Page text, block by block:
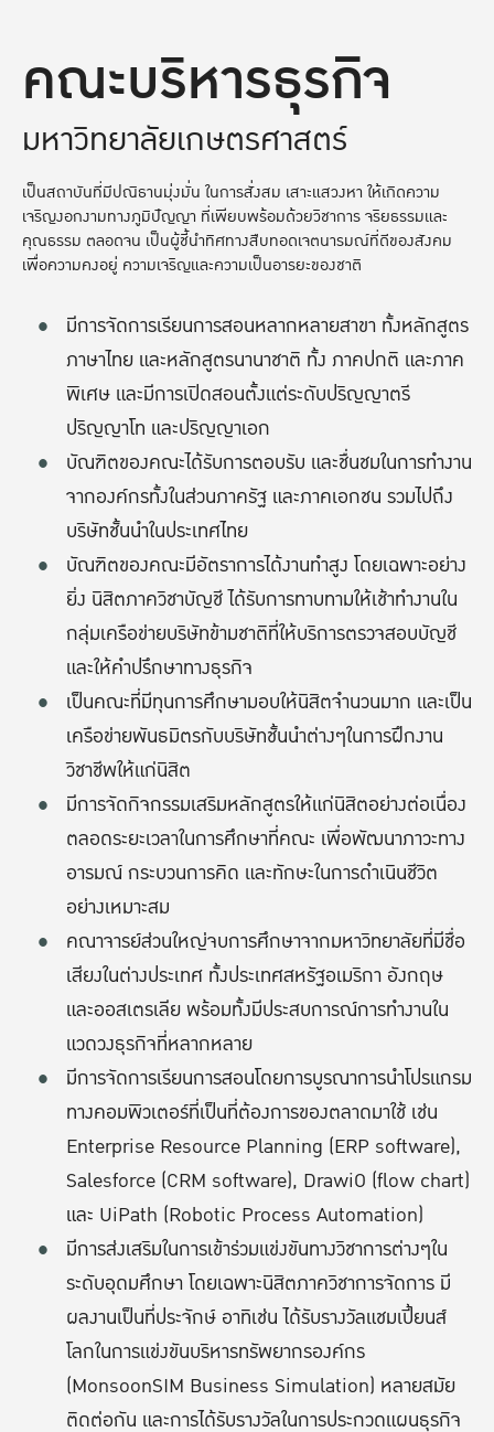
คณะบริหารธุรกิจ
มหาวิทยาลัยเกษตรศาสตร์
เป็นสถาบันที่มีปณิธานมุ่งมั่น ในการสั่งสม เสาะแสวงหา ให้เกิดความ
เจริญงอกงามทางภูมิปัญญา ที่เพียบพร้อมด้วยวิชาการ จริยธรรมและ
คุณธรรม ตลอดจน เป็นผู้ชี้นำทิศทางสืบทอดเจตนารมณ์ที่ดีของสังคม
เพื่อความคงอยู่ ความเจริญและความเป็นอารยะของชาติ
มีการจัดการเรียนการสอนหลากหลายสาขา ทั้งหลักสูตร
ภาษาไทย และหลักสูตรนานาชาติ ทั้ง ภาคปกติ และภาค
พิเศษ และมีการเปิดสอนตั้งแต่ระดับปริญญาตรี
ปริญญาโท และปริญญาเอก
บัณฑิตของคณะได้รับการตอบรับ และชื่นชมในการทำงาน
จากองค์กรทั้งในส่วนภาครัฐ และภาคเอกชน รวมไปถึง
บริษัทชั้นนำในประเทศไทย
บัณฑิตของคณะมีอัตราการได้งานทำสูง โดยเฉพาะอย่าง
ยิ่ง นิสิตภาควิชาบัญชี ได้รับการทาบทามให้เช้าทำงานใน
กลุ่มเครือข่ายบริษัทข้ามชาติที่ให้บริการตรวจสอบบัญชี
และให้คำปรึกษาทางธุรกิจ
เป็นคณะที่มีทุนการศึกษามอบให้นิสิตจำนวนมาก และเป็น
เครือข่ายพันธมิตรกับบริษัทชั้นนำต่างๆในการฝึกงาน
วิชาชีพให้แก่นิสิต
มีการจัดกิจกรรมเสริมหลักสูตรให้แก่นิสิตอย่างต่อเนื่อง
ตลอดระยะเวลาในการศึกษาที่คณะ เพื่อพัฒนาภาวะทาง
อารมณ์ กระบวนการคิด และทักษะในการดําเนินชีวิต
อย่างเหมาะสม
คณาจารย์ส่วนใหญ่จบการศึกษาจากมหาวิทยาลัยที่มีชื่อ
เสียงในต่างประเทศ ทั้งประเทศสหรัฐอเมริกา อังกฤษ
และออสเตรเลีย พร้อมทั้งมีประสบการณ์การทำงานใน
แวดวงธุรกิจที่หลากหลาย
มีการจัดการเรียนการสอนโดยการบูรณาการนำโปรแกรม
ทางคอมพิวเตอร์ที่เป็นที่ต้องการของตลาดมาใช้ เช่น
Enterprise Resource Planning (ERP software),
Salesforce (CRM software), DrawiO (flow chart)
และ UiPath (Robotic Process Automation)
มีการส่งเสริมในการเข้าร่วมแข่งขันทางวิชาการต่างๆใน
ระดับอุดมศึกษา โดยเฉพาะนิสิตภาควิชาการจัดการ มี
ผลงานเป็นที่ประจักษ์ อาทิเช่น ได้รับรางวัลแชมเปี้ยนส์
โลกในการแข่งขันบริหารทรัพยากรองค์กร
(MonsoonSIM Business Simulation) หลายสมัย
ติดต่อกัน และการได้รับรางวัลในการประกวดแผนธุรกิจ